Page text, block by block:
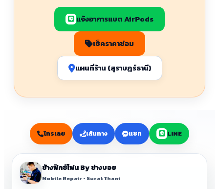
แจ้งอาการแบต AirPods
เช็คราคาซ่อม
แผนที่ร้าน (สุราษฎร์ธานี)
โทรเลย เส้นทาง แชท LINE
ช้างฟิกซ์โฟน By ช่างบอย
Mobile Repair • Surat Thani